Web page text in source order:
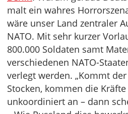
malt ein wahres
wäre unser Land zentraler
NATO. Mit sehr kurzer
800.000 Soldaten samt
verschiedenen NATO-
verlegt werden. „Kommt
Stocken, kommen die
unkoordiniert an – dann